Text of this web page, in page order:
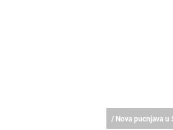
/ Nova pucnjava u